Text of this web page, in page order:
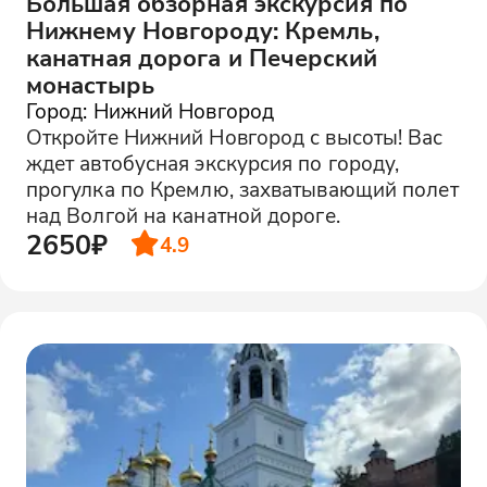
Нижнему Новгороду: Кремль,
канатная дорога и Печерский
монастырь
Город: Нижний Новгород
Откройте Нижний Новгород с высоты! Вас
ждет автобусная экскурсия по городу,
прогулка по Кремлю, захватывающий полет
над Волгой на канатной дороге.
2650₽ 4.9